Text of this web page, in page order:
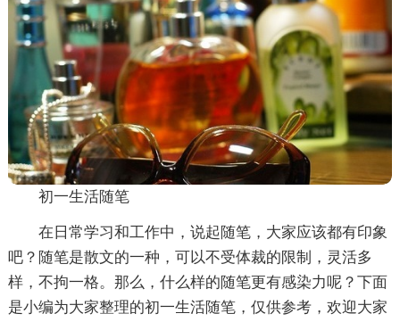
初一生活随笔
在日常学习和工作中，说起随笔，大家应该都有印象
吧？随笔是散文的一种，可以不受体裁的限制，灵活多
样，不拘一格。那么，什么样的随笔更有感染力呢？下面
是小编为大家整理的初一生活随笔，仅供参考，欢迎大家